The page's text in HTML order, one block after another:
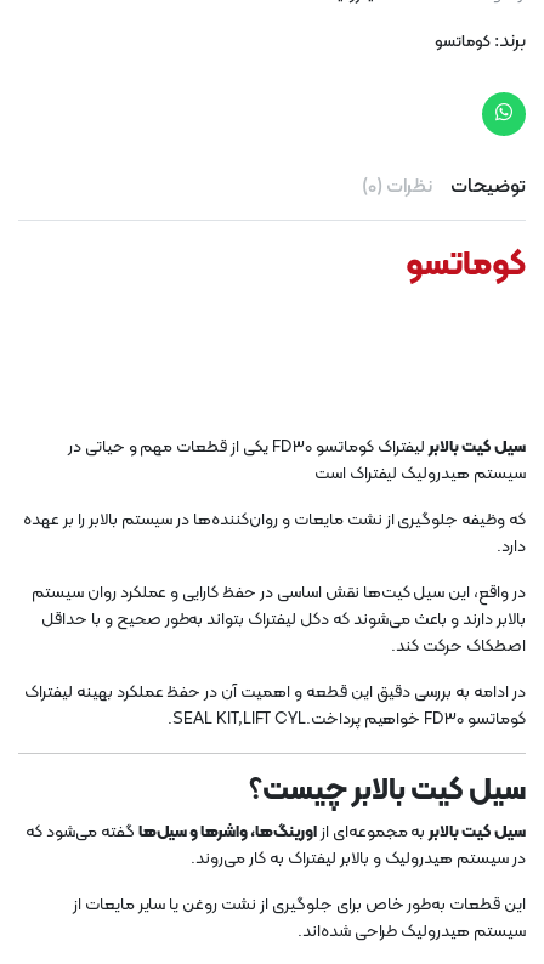
برند: کوماتسو
توضیحات نظرات (0)
کوماتسو
سیل کیت بالابر
لیفتراک کوماتسو FD30 یکی از قطعات مهم و حیاتی در
سیستم هیدرولیک لیفتراک است
که وظیفه جلوگیری از نشت مایعات و روان‌کننده‌ها در سیستم بالابر را بر عهده
دارد.
در واقع، این سیل کیت‌ها نقش اساسی در حفظ کارایی و عملکرد روان سیستم
بالابر دارند و باعث می‌شوند که دکل لیفتراک بتواند به‌طور صحیح و با حداقل
اصطکاک حرکت کند.
در ادامه به بررسی دقیق این قطعه و اهمیت آن در حفظ عملکرد بهینه لیفتراک
کوماتسو FD30 خواهیم پرداخت.SEAL KIT,LIFT CYL.
سیل کیت بالابر چیست؟
سیل کیت بالابربه مجموعه‌ای ازاورینگ‌ها، واشرها و سیل‌هاگفته می‌شود که
در سیستم هیدرولیک و بالابر لیفتراک به کار می‌روند.
این قطعات به‌طور خاص برای جلوگیری از نشت روغن یا سایر مایعات از
سیستم هیدرولیک طراحی شده‌اند.